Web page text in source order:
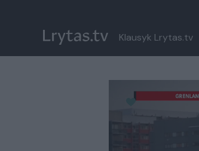
Klausyk Lrytas.tv
Paremkite Ukrainą